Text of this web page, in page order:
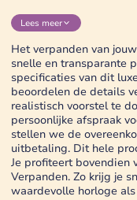
Lees meer
Het verpanden van
snelle en transparante
specificaties van dit
beoordelen de details
realistisch voorstel te
persoonlijke afspraak
stellen we de
uitbetaling. Dit hele
Je profiteert bovendien
Verpanden. Zo krijg je
waardevolle horloge